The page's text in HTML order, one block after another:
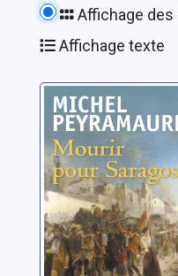
Affichage des
Affichage texte
Mourir pour
Saragosse
Peyramaure,